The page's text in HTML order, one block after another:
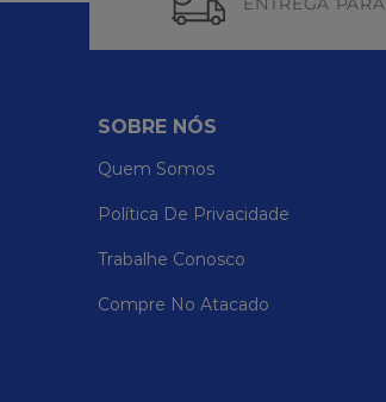
SOBRE NÓS
Quem Somos
Política De Privacidade
Trabalhe Conosco
Compre No Atacado